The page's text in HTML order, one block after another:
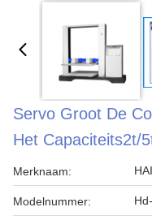
Servo Groot De
Het Capaciteits2t/
Merknaam:
Modelnummer: